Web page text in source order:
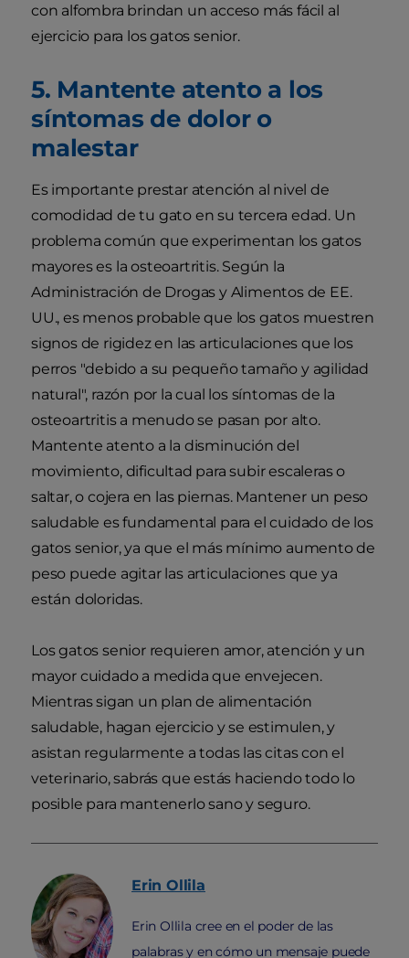
con alfombra brindan un acceso más fácil al
ejercicio para los gatos senior.
5. Mantente atento a los
síntomas de dolor o
malestar
Es importante prestar atención al nivel de
comodidad de tu gato en su tercera edad. Un
problema común que experimentan los gatos
mayores es la osteoartritis. Según la
Administración de Drogas y Alimentos de EE.
UU., es menos probable que los gatos muestren
signos de rigidez en las articulaciones que los
perros "debido a su pequeño tamaño y agilidad
natural", razón por la cual los síntomas de la
osteoartritis a menudo se pasan por alto.
Mantente atento a la disminución del
movimiento, dificultad para subir escaleras o
saltar, o cojera en las piernas. Mantener un peso
saludable es fundamental para el cuidado de los
gatos senior, ya que el más mínimo aumento de
peso puede agitar las articulaciones que ya
están doloridas.
Los gatos senior requieren amor, atención y un
mayor cuidado a medida que envejecen.
Mientras sigan un plan de alimentación
saludable, hagan ejercicio y se estimulen, y
asistan regularmente a todas las citas con el
veterinario, sabrás que estás haciendo todo lo
posible para mantenerlo sano y seguro.
Erin Ollila
Erin Ollila cree en el poder de las
palabras y en cómo un mensaje puede